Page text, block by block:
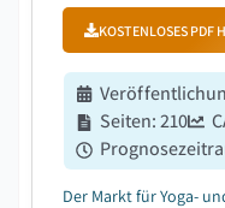
KOSTENLOSES PDF
Seiten:210
Der Markt für Yoga-